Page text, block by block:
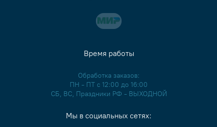
Время работы
Обработка заказов:
ПН - ПТ с 12:00 до 16:00
СБ, ВС, Праздники РФ - ВЫХОДНОЙ
Мы в социальных сетях: